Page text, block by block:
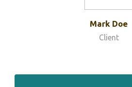
Mark Doe
Client